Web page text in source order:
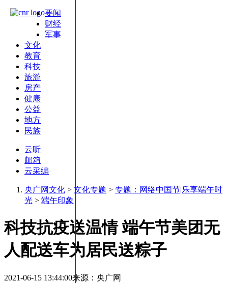
要闻
财经
军事
文化
教育
科技
旅游
房产
健康
公益
地方
民族
云听
邮箱
云采编
央广网文化 > 文化专题 > 专题：网络中国节|乐享端午时
光 > 端午印象
科技抗疫送温情 端午节美团无
人配送车为居民送粽子
2021-06-15 13:44:00来源：央广网